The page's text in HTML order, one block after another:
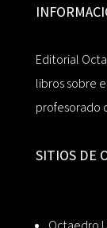
Editorial
libros sobre
profesorado
SITIOS DE